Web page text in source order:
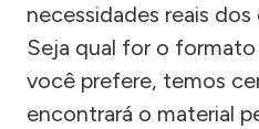
necessidades reais
Seja qual for o
você prefere, temos
encontrará o material